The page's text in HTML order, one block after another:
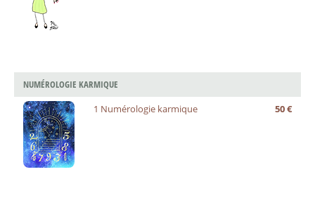
NUMÉROLOGIE KARMIQUE
1 Numérologie karmique
50 €